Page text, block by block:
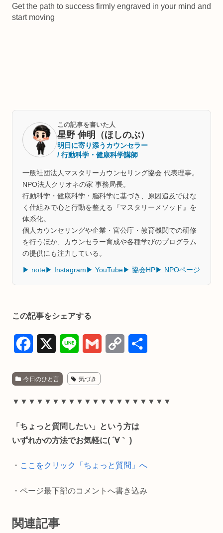
Get the path to success firmly engraved in your mind and
start moving
この記事を書いた人
星野 伸明（ほしのぶ）
明日に寄り添うカウンセラー
/ 行動科学・健康科学講師
一般社団法人マスタリーカウンセリング協会 代表理事。
NPO法人クリオネの家 事務局長。
行動科学・健康科学・脳科学に基づき、原因追及ではな
く仕組みで心と行動を整える『マスタリーメソッド』を
体系化。
個人カウンセリングや企業・官公庁・教育機関での研修
を行うほか、カウンセラー育成や各種学びのプログラム
の提供にも注力している。
▶ note ▶ Instagram ▶ YouTube ▶ 協会HP ▶ NPOページ
この記事をシェアする
c
e
o
n
e i y
i
今日のひと言 気づき
▼▼▼▼▼▼▼▼▼▼▼▼▼▼▼▼▼▼▼▼
「ちょっと質問したい」という方は
いずれかの方法でお気軽に( ´∀｀ )
・ ここをクリック「ちょっと質問」へ
・ページ最下部のコメントへ書き込み
関連記事